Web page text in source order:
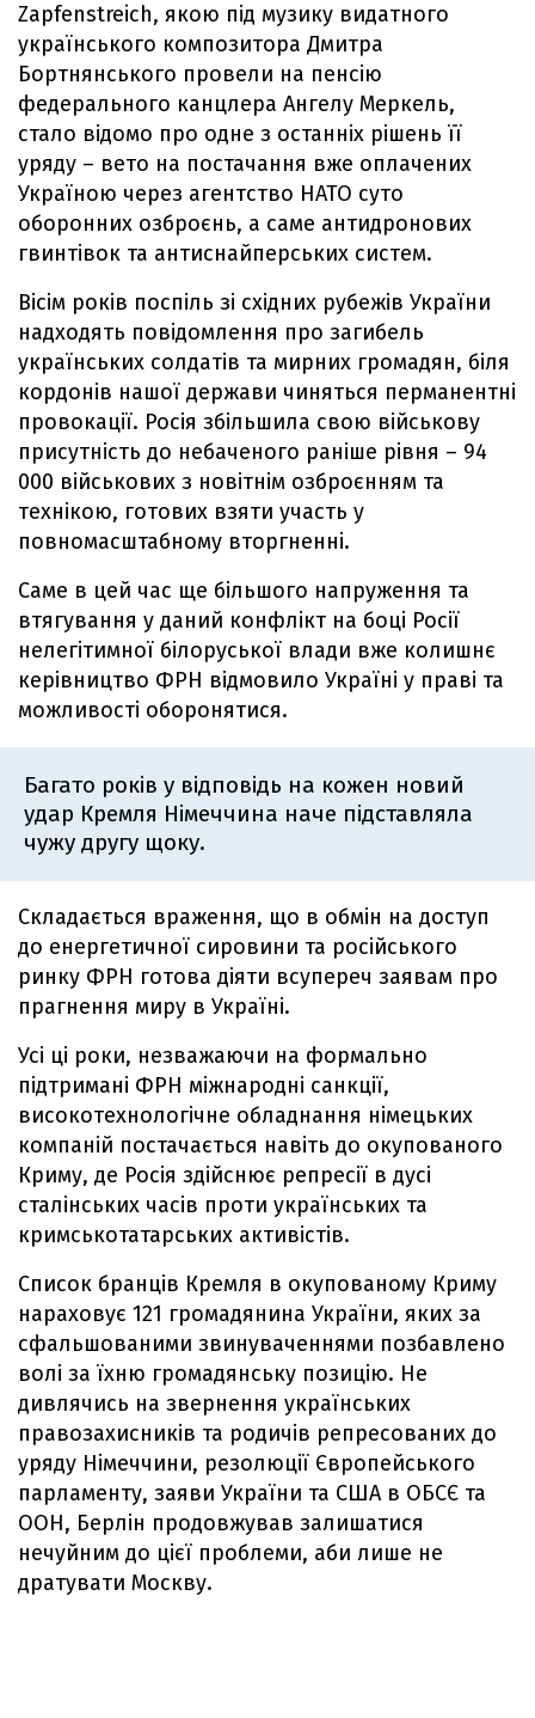
Zapfenstreich, якою під музику видатного
українського композитора Дмитра
Бортнянського провели на пенсію
федерального канцлера Ангелу Меркель,
стало відомо про одне з останніх рішень її
уряду – вето на постачання вже оплачених
Україною через агентство НАТО суто
оборонних озброєнь, а саме антидронових
гвинтівок та антиснайперських систем.
Вісім років поспіль зі східних рубежів України
надходять повідомлення про загибель
українських солдатів та мирних громадян, біля
кордонів нашої держави чиняться перманентні
провокації. Росія збільшила свою військову
присутність до небаченого раніше рівня – 94
000 військових з новітнім озброєнням та
технікою, готових взяти участь у
повномасштабному вторгненні.
Саме в цей час ще більшого напруження та
втягування у даний конфлікт на боці Росії
нелегітимної білоруської влади вже колишнє
керівництво ФРН відмовило Україні у праві та
можливості оборонятися.
Багато років у відповідь на кожен новий
удар Кремля Німеччина наче підставляла
чужу другу щоку.
Складається враження, що в обмін на доступ
до енергетичної сировини та російського
ринку ФРН готова діяти всупереч заявам про
прагнення миру в Україні.
Усі ці роки, незважаючи на формально
підтримані ФРН міжнародні санкції,
високотехнологічне обладнання німецьких
компаній постачається навіть до окупованого
Криму, де Росія здійснює репресії в дусі
сталінських часів проти українських та
кримськотатарських активістів.
Список бранців Кремля в окупованому Криму
нараховує 121 громадянина України, яких за
сфальшованими звинуваченнями позбавлено
волі за їхню громадянську позицію. Не
дивлячись на звернення українських
правозахисників та родичів репресованих до
уряду Німеччини, резолюції Європейського
парламенту, заяви України та США в ОБСЄ та
ООН, Берлін продовжував залишатися
нечуйним до цієї проблеми, аби лише не
дратувати Москву.